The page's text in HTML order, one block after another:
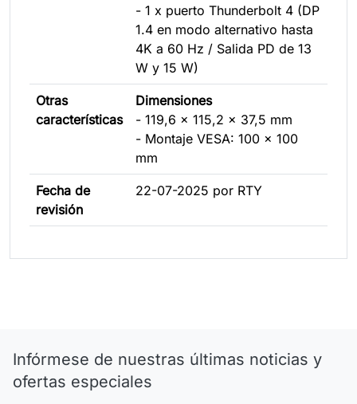
- 1 x puerto Thunderbolt 4 (DP
1.4 en modo alternativo hasta
4K a 60 Hz / Salida PD de 13
W y 15 W)
Otras
características
Dimensiones
- 119,6 x 115,2 x 37,5 mm
- Montaje VESA: 100 x 100
mm
Fecha de
revisión
22-07-2025 por RTY
Infórmese de nuestras últimas noticias y
ofertas especiales